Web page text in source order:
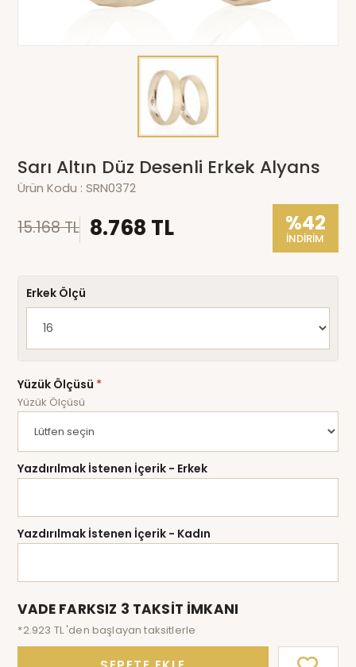
Sarı Altın Düz Desenli Erkek Alyans
Ürün Kodu :SRN0372
15.168 TL 8.768 TL %42
İNDİRİM
Erkek Ölçü
Yüzük Ölçüsü *
Yüzük Ölçüsü
Yazdırılmak İstenen İçerik - Erkek
Yazdırılmak İstenen İçerik - Kadın
VADE FARKSIZ 3 TAKSİT İMKANI
*2.923 TL 'den başlayan taksitlerle